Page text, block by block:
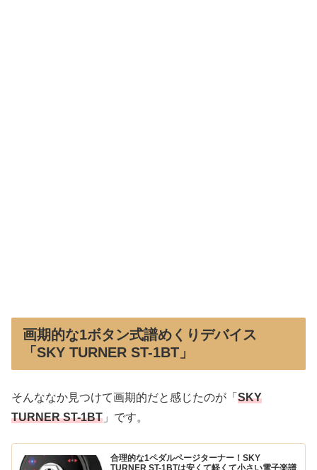
画期的な1ボタン式譜めくりデバイス
「SKY TURNER ST-1BT」
そんななか見つけて画期的だと感じたのが「 SKY
TURNER ST-1BT 」です。
合理的な1ペダルページターナー！SKY
TURNER ST-1BTは安くて軽くて小さい電子楽譜